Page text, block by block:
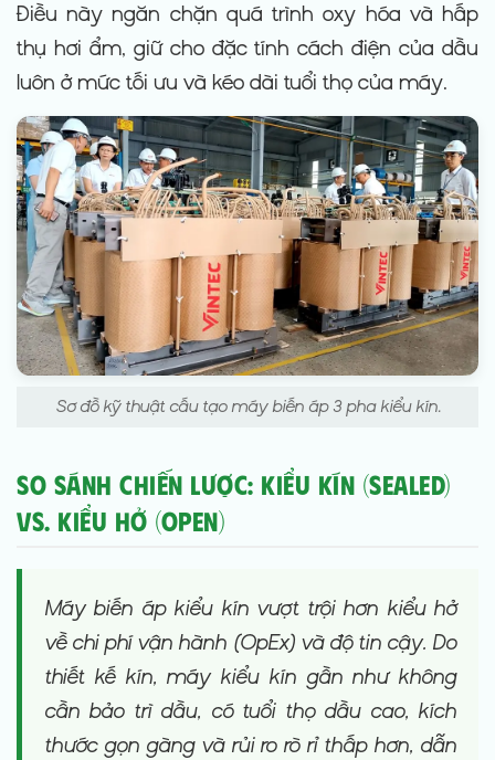
Điều này ngăn chặn quá trình oxy hóa và hấp
thụ hơi ẩm, giữ cho đặc tính cách điện của dầu
luôn ở mức tối ưu và kéo dài tuổi thọ của máy.
Sơ đồ kỹ thuật cấu tạo máy biến áp 3 pha kiểu kín.
So sánh Chiến lược: Kiểu Kín (Sealed)
vs. Kiểu Hở (Open)
Máy biến áp kiểu kín vượt trội hơn kiểu hở
về chi phí vận hành (OpEx) và độ tin cậy. Do
thiết kế kín, máy kiểu kín gần như không
cần bảo trì dầu, có tuổi thọ dầu cao, kích
thước gọn gàng và rủi ro rò rỉ thấp hơn, dẫn